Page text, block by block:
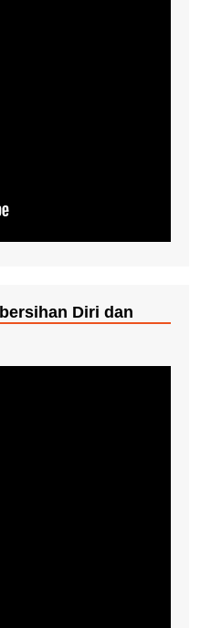
Diri dan